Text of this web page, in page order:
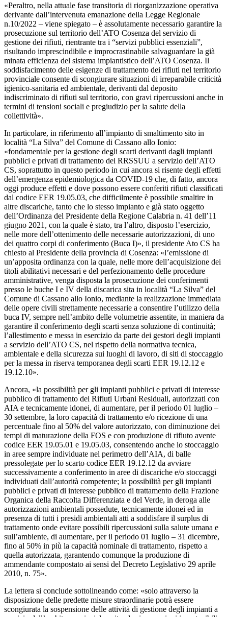
«Peraltro, nella attuale fase transitoria di riorganizzazione operativa
derivante dall’intervenuta emanazione della Legge Regionale
n.10/2022 – viene spiegato – è assolutamente necessario garantire la
prosecuzione sul territorio dell’ATO Cosenza del servizio di
gestione dei rifiuti, rientrante tra i “servizi pubblici essenziali”,
risultando imprescindibile e improcrastinabile salvaguardare la già
minata efficienza del sistema impiantistico dell’ATO Cosenza. Il
soddisfacimento delle esigenze di trattamento dei rifiuti nel territorio
provinciale consente di scongiurare situazioni di irreparabile criticità
igienico-sanitaria ed ambientale, derivanti dal deposito
indiscriminato di rifiuti sul territorio, con gravi ripercussioni anche in
termini di tensioni sociali e pregiudizio per la salute della
collettività».
In particolare, in riferimento all’impianto di smaltimento sito in
località “La Silva” del Comune di Cassano allo Ionio:
«fondamentale per la gestione degli scarti derivanti dagli impianti
pubblici e privati di trattamento dei RRSSUU a servizio dell’ATO
CS, soprattutto in questo periodo in cui ancora si risente degli effetti
dell’emergenza epidemiologica da COVID-19 che, di fatto, ancora
oggi produce effetti e dove possono essere conferiti rifiuti classificati
dal codice EER 19.05.03, che difficilmente è possibile smaltire in
altre discariche, tanto che lo stesso impianto e già stato oggetto
dell’Ordinanza del Presidente della Regione Calabria n. 41 dell’11
giugno 2021, con la quale è stato, tra l’altro, disposto l’esercizio,
nelle more dell’ottenimento delle necessarie autorizzazioni, di uno
dei quattro corpi di conferimento (Buca I)», il presidente Ato CS ha
chiesto al Presidente della provincia di Cosenza: «l’emissione di
un’apposita ordinanza con la quale, nelle more dell’acquisizione dei
titoli abilitativi necessari e del perfezionamento delle procedure
amministrative, venga disposta la prosecuzione dei conferimenti
presso le buche I e IV della discarica sita in località “La Silva” del
Comune di Cassano allo Ionio, mediante la realizzazione immediata
delle opere civili strettamente necessarie a consentire l’utilizzo della
buca IV, sempre nell’ambito delle volumetrie assentite, in maniera da
garantire il conferimento degli scarti senza soluzione di continuità;
l’allestimento e messa in esercizio da parte dei gestori degli impianti
a servizio dell’ATO CS, nel rispetto della normativa tecnica,
ambientale e della sicurezza sui luoghi di lavoro, di siti di stoccaggio
per la messa in riserva temporanea degli scarti EER 19.12.12 e
19.12.10».
Ancora, «la possibilità per gli impianti pubblici e privati di interesse
pubblico di trattamento dei Rifiuti Urbani Residuali, autorizzati con
AIA e tecnicamente idonei, di aumentare, per il periodo 01 luglio –
30 settembre, la loro capacità di trattamento e/o ricezione di una
percentuale fino al 50% del valore autorizzato, con diminuzione dei
tempi di maturazione della FOS e con produzione di rifiuto avente
codice EER 19.05.01 e 19.05.03, consentendo anche lo stoccaggio
in aree sempre individuate nel perimetro dell’AIA, di balle
pressolegate per lo scarto codice EER 19.12.12 da avviare
successivamente a conferimento in aree di discariche e/o stoccaggi
individuati dall’autorità competente; la possibilità per gli impianti
pubblici e privati di interesse pubblico di trattamento della Frazione
Organica della Raccolta Differenziata e del Verde, in deroga alle
autorizzazioni ambientali possedute, tecnicamente idonei ed in
presenza di tutti i presidi ambientali atti a soddisfare il surplus di
trattamento onde evitare possibili ripercussioni sulla salute umana e
sull’ambiente, di aumentare, per il periodo 01 luglio – 31 dicembre,
fino al 50% in più la capacità nominale di trattamento, rispetto a
quella autorizzata, garantendo comunque la produzione di
ammendante compostato ai sensi del Decreto Legislativo 29 aprile
2010, n. 75».
La lettera si conclude sottolineando come: «solo attraverso la
disposizione delle predette misure straordinarie potrà essere
scongiurata la sospensione delle attività di gestione degli impianti a